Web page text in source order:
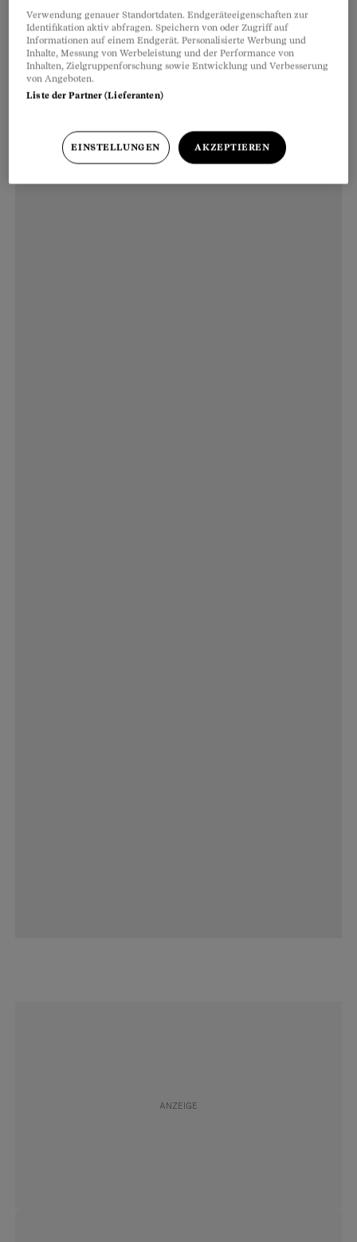
Innerrhoden gar keine.
Verwendung genauer Standortdaten. Endgeräteeigenschaften zur
Identifikation aktiv abfragen. Speichern von oder Zugriff auf
Informationen auf einem Endgerät. Personalisierte Werbung und
Inhalte, Messung von Werbeleistung und der Performance von
Inhalten, Zielgruppenforschung sowie Entwicklung und Verbesserung
von Angeboten.
Liste der Partner (Lieferanten)
EINSTELLUNGEN AKZEPTIEREN